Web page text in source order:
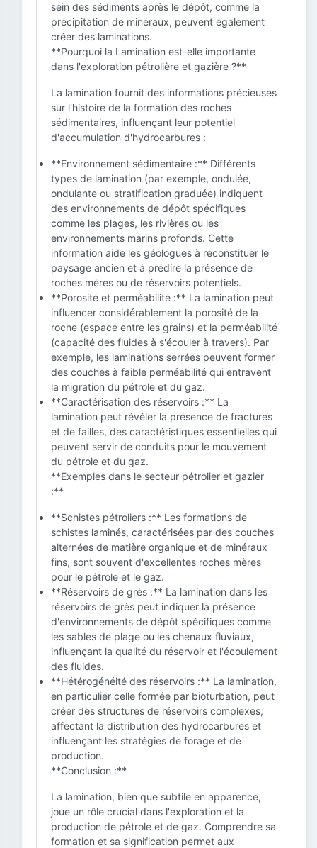
sein des sédiments après le dépôt, comme la
précipitation de minéraux, peuvent également
créer des laminations.
**Pourquoi la Lamination est-elle importante
dans l'exploration pétrolière et gazière ?**
La lamination fournit des informations précieuses
sur l'histoire de la formation des roches
sédimentaires, influençant leur potentiel
d'accumulation d'hydrocarbures :
**Environnement sédimentaire :** Différents
types de lamination (par exemple, ondulée,
ondulante ou stratification graduée) indiquent
des environnements de dépôt spécifiques
comme les plages, les rivières ou les
environnements marins profonds. Cette
information aide les géologues à reconstituer le
paysage ancien et à prédire la présence de
roches mères ou de réservoirs potentiels.
**Porosité et perméabilité :** La lamination peut
influencer considérablement la porosité de la
roche (espace entre les grains) et la perméabilité
(capacité des fluides à s'écouler à travers). Par
exemple, les laminations serrées peuvent former
des couches à faible perméabilité qui entravent
la migration du pétrole et du gaz.
**Caractérisation des réservoirs :** La
lamination peut révéler la présence de fractures
et de failles, des caractéristiques essentielles qui
peuvent servir de conduits pour le mouvement
du pétrole et du gaz.
**Exemples dans le secteur pétrolier et gazier
:**
**Schistes pétroliers :** Les formations de
schistes laminés, caractérisées par des couches
alternées de matière organique et de minéraux
fins, sont souvent d'excellentes roches mères
pour le pétrole et le gaz.
**Réservoirs de grès :** La lamination dans les
réservoirs de grès peut indiquer la présence
d'environnements de dépôt spécifiques comme
les sables de plage ou les chenaux fluviaux,
influençant la qualité du réservoir et l'écoulement
des fluides.
**Hétérogénéité des réservoirs :** La lamination,
en particulier celle formée par bioturbation, peut
créer des structures de réservoirs complexes,
affectant la distribution des hydrocarbures et
influençant les stratégies de forage et de
production.
**Conclusion :**
La lamination, bien que subtile en apparence,
joue un rôle crucial dans l'exploration et la
production de pétrole et de gaz. Comprendre sa
formation et sa signification permet aux